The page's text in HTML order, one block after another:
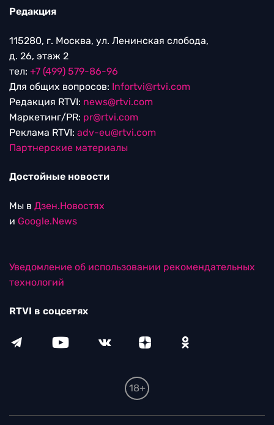
Редакция
115280, г. Москва, ул. Ленинская слобода,
д. 26, этаж 2
тел: +7 (499) 579-86-96
Для общих вопросов: Infortvi@rtvi.com
Редакция RTVI: news@rtvi.com
Маркетинг/PR: pr@rtvi.com
Реклама RTVI: adv-eu@rtvi.com
Партнерские материалы
Достойные новости
Мы в Дзен.Новостях
и Google.News
Уведомление об использовании рекомендательных
технологий
RTVI в соцсетях
18+